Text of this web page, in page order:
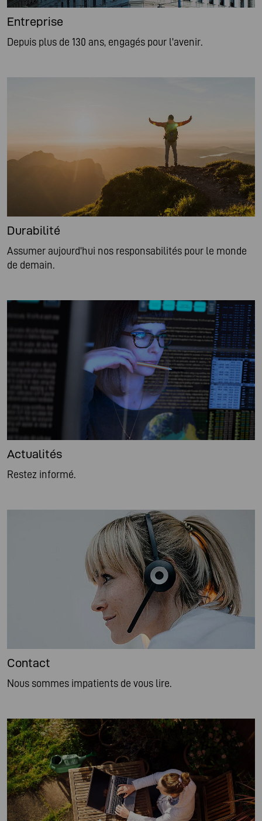
Entreprise
Depuis plus de 130 ans, engagés pour l'avenir.
Durabilité
Assumer aujourd'hui nos responsabilités pour le monde
de demain.
Actualités
Restez informé.
Contact
Nous sommes impatients de vous lire.